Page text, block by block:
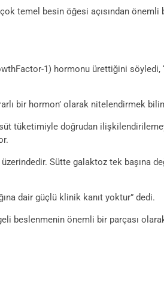
temel besin öğesi açısından önemli
1) hormonu ürettiğini söyledi,
bir hormon’ olarak nitelendirmek
tüketimiyle doğrudan
Sütte galaktoz tek başına
dair güçlü klinik kanıt yoktur” dedi.
beslenmenin önemli bir parçası